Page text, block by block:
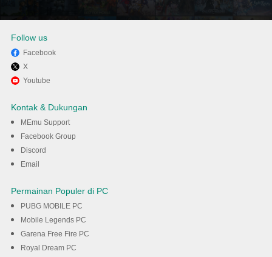
Nikmati bermain Idle Zombie
Wave: Penyintas di PC dengan
Follow us
Facebook
X
Youtube
Kontak & Dukungan
MEmu Support
Facebook Group
Discord
Email
Permainan Populer di PC
PUBG MOBILE PC
Mobile Legends PC
Garena Free Fire PC
Royal Dream PC